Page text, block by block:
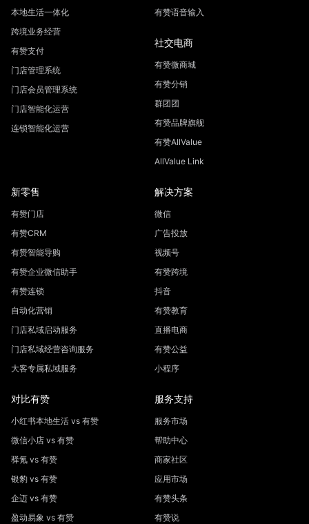
本地生活一体化
跨境业务经营
有赞支付
门店管理系统
门店会员管理系统
门店智能化运营
连锁智能化运营
有赞语音输入
社交电商
有赞微商城
有赞分销
群团团
有赞品牌旗舰
有赞AllValue
AllValue Link
新零售
有赞门店
有赞CRM
有赞智能导购
有赞企业微信助手
有赞连锁
自动化营销
门店私域启动服务
门店私域经营咨询服务
大客专属私域服务
解决方案
微信
广告投放
视频号
有赞跨境
抖音
有赞教育
直播电商
有赞公益
小程序
对比有赞
小红书本地生活 vs 有赞
微信小店 vs 有赞
驿氪 vs 有赞
银豹 vs 有赞
企迈 vs 有赞
盈动易象 vs 有赞
服务支持
服务市场
帮助中心
商家社区
应用市场
有赞头条
有赞说